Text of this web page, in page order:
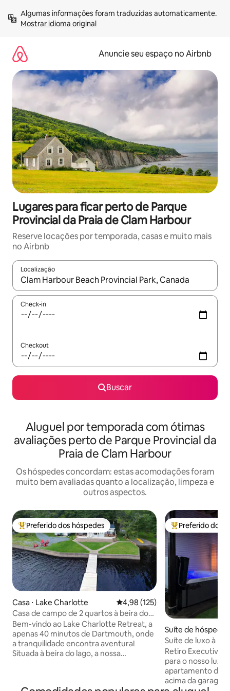
para
Mostrar idioma original
Anuncie seu espaço no Airbnb
Lugares para ficar perto de Parque
Provincial da Praia de Clam Harbour
Reserve locações por temporada, casas e muito mais
no Airbnb
Localização
Quando os resultados estiverem disponíveis, explore-os
Check-in
Checkout
Buscar
Aluguel por temporada com ótimas
avaliações perto de Parque Provincial da
Praia de Clam Harbour
Os hóspedes concordam: estas acomodações foram
muito bem avaliadas quanto a localização, limpeza e
outros aspectos.
Entre os melhores preferidos dos hóspedes
Preferido dos hóspedes
Casa ⋅ Lake Charlotte 4,98 de uma avaliação média de
4,98 (125)
Casa de campo de 2 quartos à beira do
lago com banheira de hidromassagem
Bem-vindo ao Lake Charlotte Retreat, a
apenas 40 minutos de Dartmouth, onde
a tranquilidade encontra aventura!
Situada à beira do lago, a nossa
Entre os
Preferido dos
Suíte de
nds Plains
Suíte de luxo à
de
Retiro Executivo à
para o nosso
apartamento de
acima da